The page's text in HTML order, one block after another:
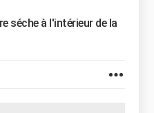
séche à l'intérieur de la